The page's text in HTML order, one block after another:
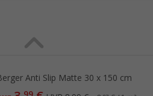
Anti Slip Matte 30 x 150 cm
99